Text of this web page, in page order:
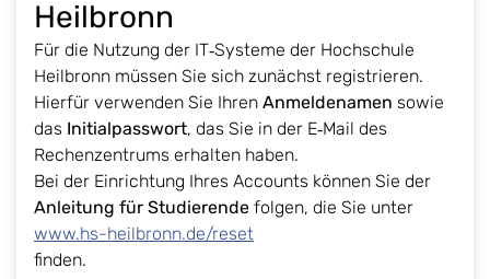
Heilbronn
Für die Nutzung der IT‑Systeme der Hochschule
Heilbronn müssen Sie sich zunächst registrieren.
Hierfür verwenden Sie Ihren Anmeldenamen sowie
das Initialpasswort, das Sie in der E‑Mail des
Rechenzentrums erhalten haben.
Bei der Einrichtung Ihres Accounts können Sie der
Anleitung für Studierende folgen, die Sie unter
www.hs-heilbronn.de/reset
finden.